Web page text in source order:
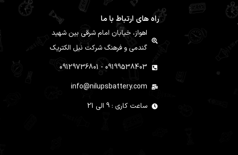
راه های ارتباط با ما
اهواز، خیابان امام شرقی بین شهید
گندمی و فرهنگ شرکت نیل الکتریک
09199538403 - 09129736801
info@nilupsbattery.com
ساعت کاری : 9 الی 21